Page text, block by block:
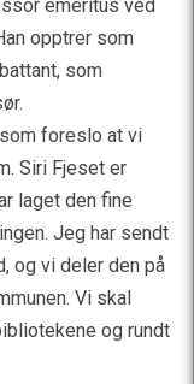
emeritus ved
opptrer som
som
foreslo at vi
Siri Fjeset er
laget den fine
Jeg har sendt
og vi deler den på
Vi skal
og rundt